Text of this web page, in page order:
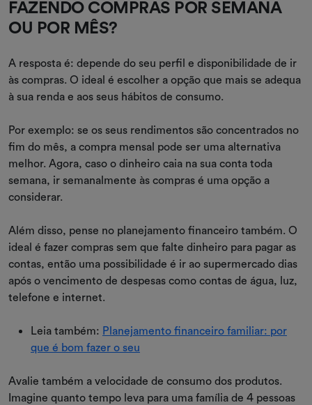
FAZENDO COMPRAS POR SEMANA
OU POR MÊS?
A resposta é: depende do seu perfil e disponibilidade de ir
às compras. O ideal é escolher a opção que mais se adequa
à sua renda e aos seus hábitos de consumo.
Por exemplo: se os seus rendimentos são concentrados no
fim do mês, a compra mensal pode ser uma alternativa
melhor. Agora, caso o dinheiro caia na sua conta toda
semana, ir semanalmente às compras é uma opção a
considerar.
Além disso, pense no planejamento financeiro também. O
ideal é fazer compras sem que falte dinheiro para pagar as
contas, então uma possibilidade é ir ao supermercado dias
após o vencimento de despesas como contas de água, luz,
telefone e internet.
Leia também: Planejamento financeiro familiar: por
que é bom fazer o seu
Avalie também a velocidade de consumo dos produtos.
Imagine quanto tempo leva para uma família de 4 pessoas